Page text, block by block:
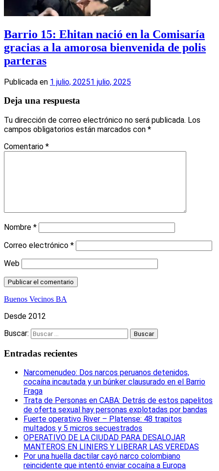
Barrio 15: Ehitan nació en la Comisaría
gracias a la amorosa bienvenida de polis
parteras
Publicada en 1 julio, 20251 julio, 2025
Deja una respuesta
Tu dirección de correo electrónico no será publicada. Los
campos obligatorios están marcados con *
Comentario *
Nombre *
Correo electrónico *
Web
Buenos Vecinos BA
Desde 2012
Buscar:
Entradas recientes
Narcomenudeo: Dos narcos peruanos detenidos,
cocaína incautada y un búnker clausurado en el Barrio
Fraga
Trata de Personas en CABA: Detrás de estos papelitos
de oferta sexual hay personas explotadas por bandas
Fuerte operativo River – Platense: 48 trapitos
multados y 5 micros secuestrados
OPERATIVO DE LA CIUDAD PARA DESALOJAR
MANTEROS EN LINIERS Y LIBERAR LAS VEREDAS
Por una huella dactilar cayó narco colombiano
reincidente que intentó enviar cocaína a Europa